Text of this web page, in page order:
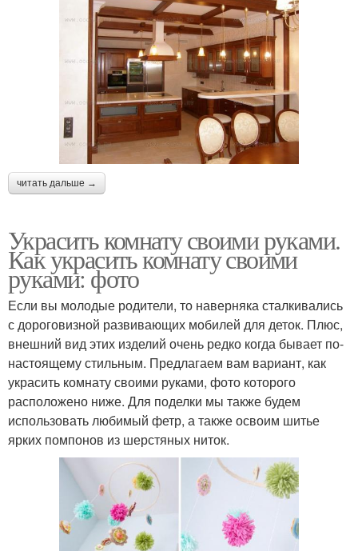
читать дальше →
Украсить комнату своими руками.
Как украсить комнату своими
руками: фото
Если вы молодые родители, то наверняка сталкивались
с дороговизной развивающих мобилей для деток. Плюс,
внешний вид этих изделий очень редко когда бывает по-
настоящему стильным. Предлагаем вам вариант, как
украсить комнату своими руками, фото которого
расположено ниже. Для поделки мы также будем
использовать любимый фетр, а также освоим шитье
ярких помпонов из шерстяных ниток.